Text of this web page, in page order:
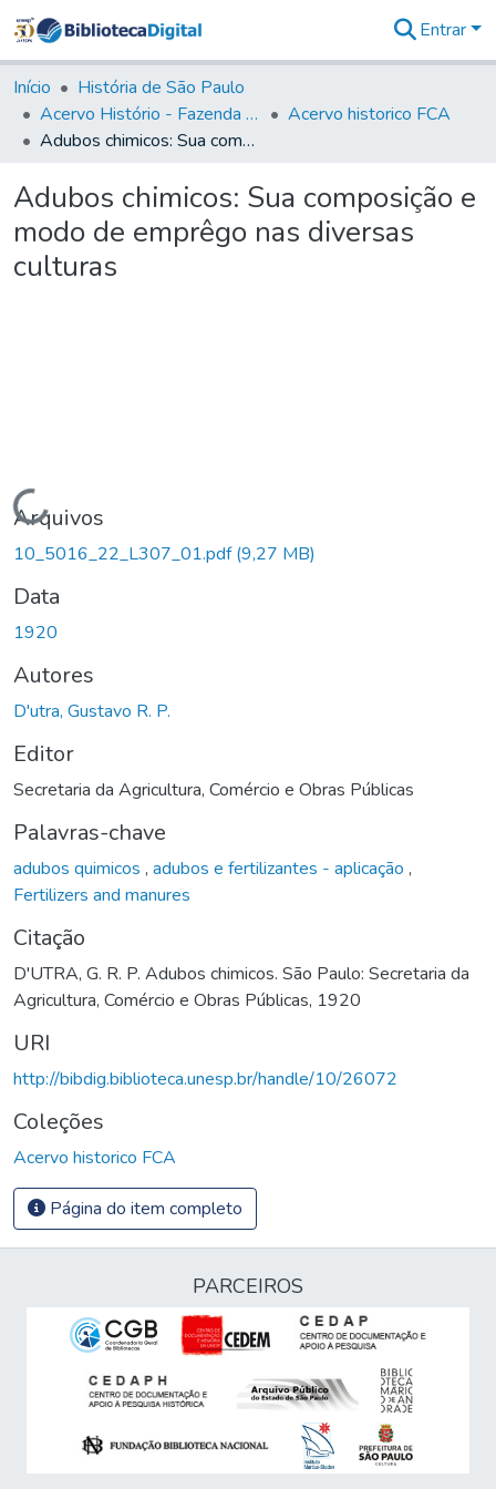
&
Coleções
Tudo na
Biblioteca
Estatísticas
Entrar
Início
História de São Paulo
Acervo Histório - Fazenda Lageado
Acervo historico FCA
Adubos chimicos: Sua composição e modo de emprêgo nas diversas culturas
Adubos chimicos: Sua composição e
modo de emprêgo nas diversas
culturas
Carregando...
Arquivos
10_5016_22_L307_01.pdf(9,27 MB)
Data
1920
Autores
D'utra, Gustavo R. P.
Editor
Secretaria da Agricultura, Comércio e Obras Públicas
Palavras-chave
adubos quimicos , adubos e fertilizantes - aplicação ,
Fertilizers and manures
Citação
D'UTRA, G. R. P. Adubos chimicos. São Paulo: Secretaria da
Agricultura, Comércio e Obras Públicas, 1920
URI
http://bibdig.biblioteca.unesp.br/handle/10/26072
Coleções
Acervo historico FCA
Página do item completo
PARCEIROS